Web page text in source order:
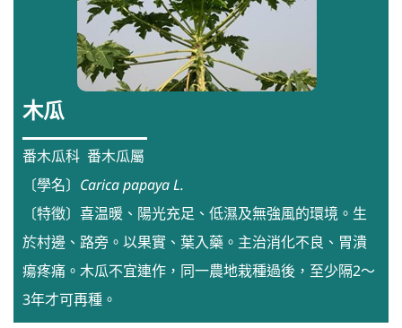
木瓜
番木瓜科 番木瓜屬
〔學名〕 Carica papaya L.
〔特徵〕喜温暖、陽光充足、低濕及無強風的環境。生
於村邊、路旁。以果實、葉入藥。主治消化不良、胃潰
瘍疼痛。木瓜不宜連作，同一農地栽種過後，至少隔2～
3年才可再種。